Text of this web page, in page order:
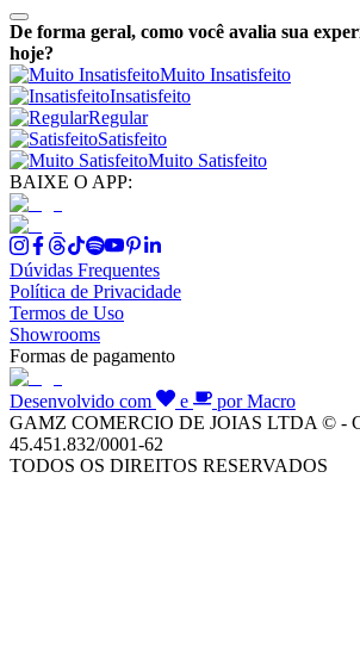
De forma geral, como você avalia sua
hoje?
Muito Insatisfeito
Insatisfeito
Regular
Satisfeito
Muito Satisfeito
BAIXE O APP:
Dúvidas Frequentes
Política de Privacidade
Termos de Uso
Showrooms
Formas de pagamento
Desenvolvido com e
por Macro
GAMZ COMERCIO DE JOIAS LTDA © -
45.451.832/0001-62
TODOS OS DIREITOS RESERVADOS